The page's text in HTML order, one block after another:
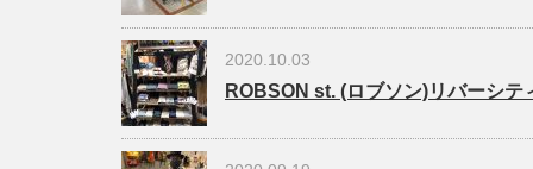
2020.10.03
ROBSON st. (ロブソン)リバーシテ